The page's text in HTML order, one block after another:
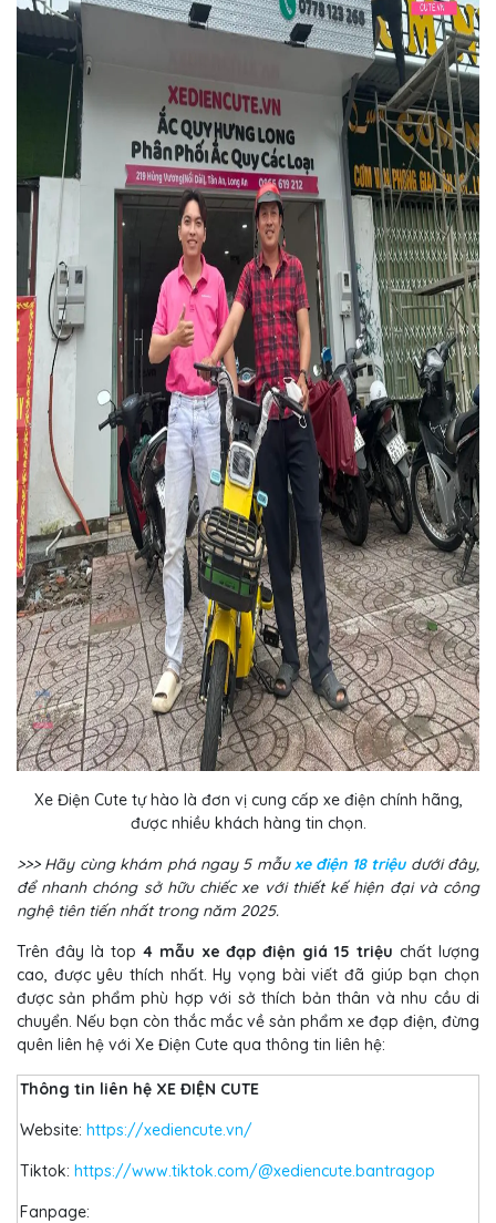
Xe Điện Cute tự hào là đơn vị cung cấp xe điện chính hãng,
được nhiều khách hàng tin chọn.
>>> Hãy cùng khám phá ngay 5 mẫuxe điện 18 triệu dưới đây,
để nhanh chóng sở hữu chiếc xe với thiết kế hiện đại và công
nghệ tiên tiến nhất trong năm 2025.
Trên đây là top 4 mẫu xe đạp điện giá 15 triệu chất lượng
cao, được yêu thích nhất. Hy vọng bài viết đã giúp bạn chọn
được sản phẩm phù hợp với sở thích bản thân và nhu cầu di
chuyển. Nếu bạn còn thắc mắc về sản phẩm xe đạp điện, đừng
quên liên hệ với Xe Điện Cute qua thông tin liên hệ:
Thông tin liên hệ XE ĐIỆN CUTE
Website: https://xediencute.vn/
Tiktok: https://www.tiktok.com/@xediencute.bantragop
Fanpage: